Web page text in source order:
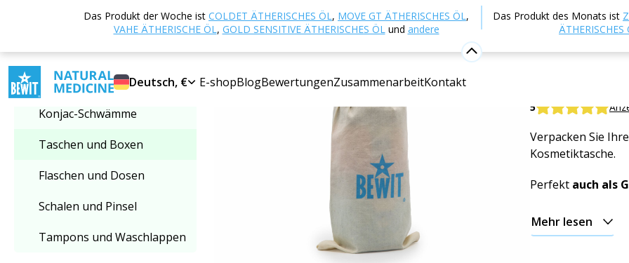
Das Produkt der Woche ist COLDET ÄTHERISCHES ÖL, MOVE GT ÄTHERISCHES ÖL,
VAHE ÄTHERISCHE ÖL, GOLD SENSITIVE ÄTHERISCHES ÖLund andere
Das Produkt des Monats ist
ÄTHERISCHES
Deutsch, € E-shopBlogBewertungenZusammenarbeitKontakt
Kategorie auswählen
Taschen und Boxen
Konjac-Schwämme
Taschen und Boxen
Flaschen und Dosen
Schalen und Pinsel
Tampons und Waschlappen
Startseite E-shop Naturkosmetik Kosmetisches Zubehör Taschen
5
Verpacken Sie
Kosmetiktasche.
Perfekt auch als
Mehr lesen